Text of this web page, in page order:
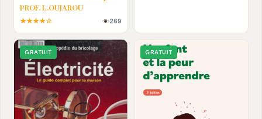
PROF. L.OUJAROU
★★★★☆ 269
GRATUIT GRATUIT